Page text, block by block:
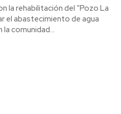
la rehabilitación del “Pozo La
el abastecimiento de agua
comunidad...